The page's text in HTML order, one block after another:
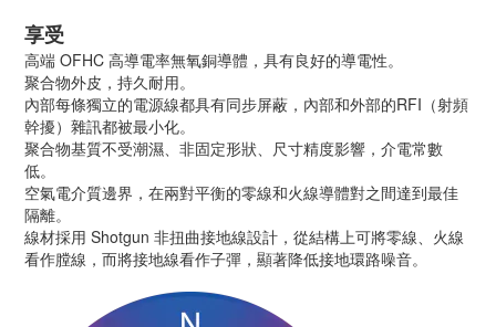
享受
高端 OFHC 高導電率無氧銅導體，具有良好的導電性。
聚合物外皮，持久耐用。
內部每條獨立的電源線都具有同步屏蔽，內部和外部的RFI（射頻
幹擾）雜訊都被最小化。
聚合物基質不受潮濕、非固定形狀、尺寸精度影響，介電常數
低。
空氣電介質邊界，在兩對平衡的零線和火線導體對之間達到最佳
隔離。
線材採用 Shotgun 非扭曲接地線設計，從結構上可將零線、火線
看作膛線，而將接地線看作子彈，顯著降低接地環路噪音。